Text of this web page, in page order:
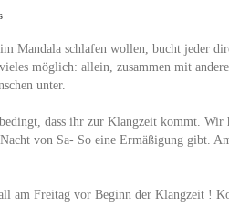
Mandala schlafen wollen, bucht jeder
möglich: allein, zusammen mit
unter.
dass ihr zur Klangzeit kommt.
von Sa- So eine Ermäßigung gibt.
am Freitag vor Beginn der Klangzeit !